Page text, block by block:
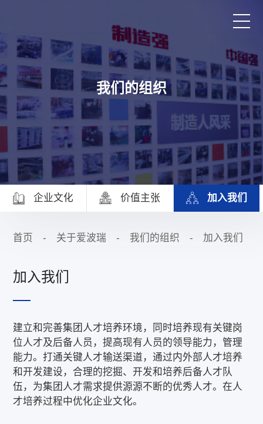
首页
产品与服务
品牌活动
案例中心
关于爱波瑞
我们的组织
企业文化 价值主张 加入我们
加入我们
首页 - 关于爱波瑞 - 我们的组织 - 加入我们
建立和完善集团人才培养环境，同时培养现有关键岗
位人才及后备人员，提高现有人员的领导能力，管理
能力。打通关键人才输送渠道，通过内外部人才培养
和开发建设，合理的挖掘、开发和培养后备人才队
伍，为集团人才需求提供源源不断的优秀人才。在人
才培养过程中优化企业文化。